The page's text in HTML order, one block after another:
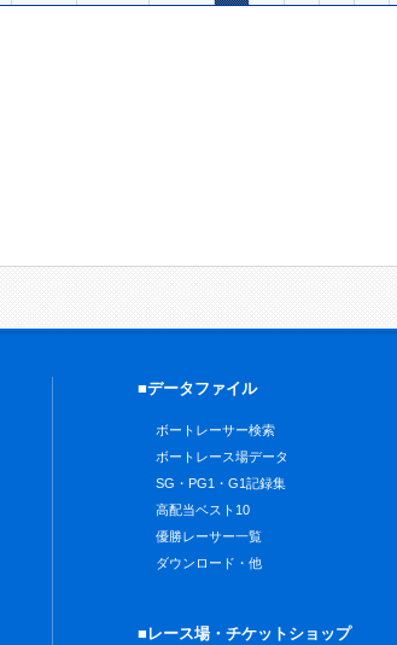
■データファイル
ボートレーサー検索
ボートレース場データ
SG・PG1・G1記録集
高配当ベスト10
優勝レーサー一覧
ダウンロード・他
■レース場・チケットショップ